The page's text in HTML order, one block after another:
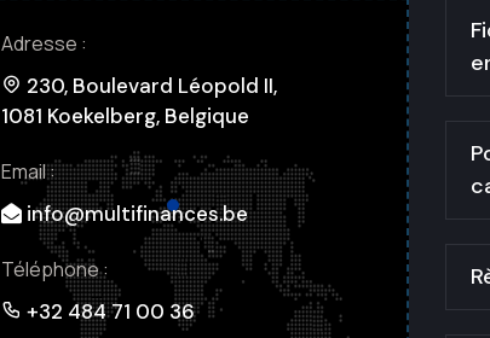
Adresse :
230, Boulevard Léopold II,
1081 Koekelberg, Belgique
Email :
info@multifinances.be
Téléphone :
+32 484 71 00 36